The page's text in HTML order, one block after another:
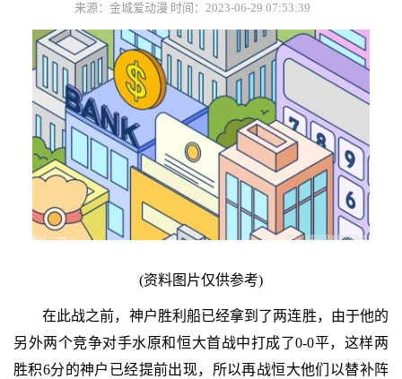
来源：金城爱动漫 时间：2023-06-29 07:53:39
(资料图片仅供参考)
在此战之前，神户胜利船已经拿到了两连胜，由于他的
另外两个竞争对手水原和恒大首战中打成了0-0平，这样两
胜积6分的神户已经提前出现，所以再战恒大他们以替补阵